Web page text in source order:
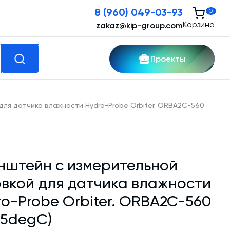
8 (960) 049-03-93
zakaz@kip-group.comКорзина
0
Проекты
услуги
Зимний комплект. Изготовление и монтаж
Срочная техпомощь. Онлайн-обследование
и ремонт завода
Доставка, шеф-монтаж и пуско-наладка и
датчика влажности Hydro-Probe Orbiter. ORBA2C-560
с измерительной
для датчика влажности
Probe Orbiter. ORBA2C-560